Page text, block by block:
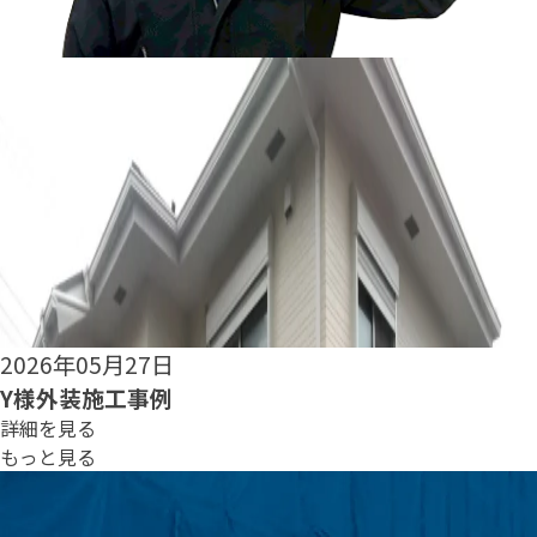
2026年05月25日
S様外装施工事例
詳細を見る
もっと見る